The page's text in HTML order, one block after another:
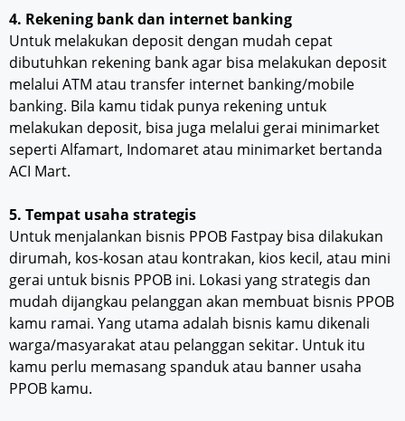
4. Rekening bank dan internet banking
Untuk melakukan deposit dengan mudah cepat
dibutuhkan rekening bank agar bisa melakukan deposit
melalui ATM atau transfer internet banking/mobile
banking. Bila kamu tidak punya rekening untuk
melakukan deposit, bisa juga melalui gerai minimarket
seperti Alfamart, Indomaret atau minimarket bertanda
ACI Mart.
5. Tempat usaha strategis
Untuk menjalankan bisnis PPOB Fastpay bisa dilakukan
dirumah, kos-kosan atau kontrakan, kios kecil, atau mini
gerai untuk bisnis PPOB ini. Lokasi yang strategis dan
mudah dijangkau pelanggan akan membuat bisnis PPOB
kamu ramai. Yang utama adalah bisnis kamu dikenali
warga/masyarakat atau pelanggan sekitar. Untuk itu
kamu perlu memasang spanduk atau banner usaha
PPOB kamu.